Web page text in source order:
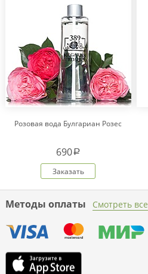
Розовая вода Булгариан Розес
690a
Заказать
Методы оплаты Смотреть все